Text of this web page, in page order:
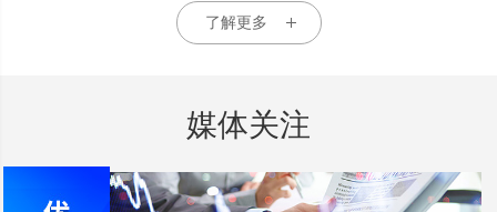
了解更多
媒体关注